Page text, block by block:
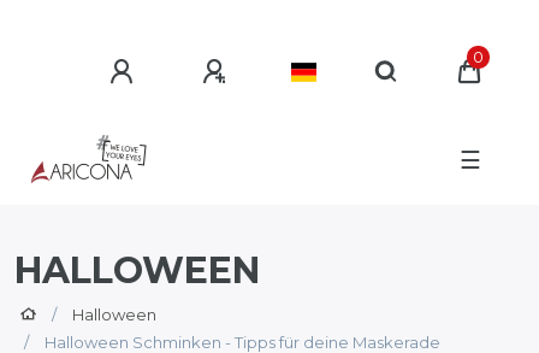
0
☰
HALLOWEEN
Halloween
Halloween Schminken - Tipps für deine Maskerade